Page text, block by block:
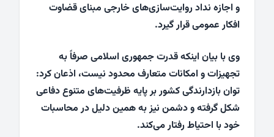
و اجازه نداد روایت‌سازی‌های خارجی مبنای قضاوت
افکار عمومی قرار گیرد.
وی با بیان اینکه قدرت جمهوری اسلامی صرفاً به
تجهیزات و امکانات متعارف محدود نیست، اذعان کرد:
توان بازدارندگی کشور بر پایه ظرفیت‌های متنوع دفاعی
شکل گرفته و دشمن نیز به همین دلیل در محاسبات
خود با احتیاط رفتار می‌کند.